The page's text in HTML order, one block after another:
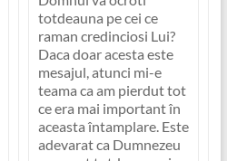
totdeauna pe cei ce
raman credinciosi Lui?
Daca doar acesta este
mesajul, atunci mi-e
teama ca am pierdut tot
ce era mai important în
aceasta întamplare. Este
adevarat ca Dumnezeu